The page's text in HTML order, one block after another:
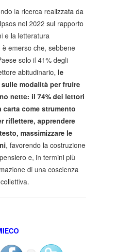
la ricerca realizzata da
nel 2022 sul rapporto
e la letteratura
è emerso che, sebbene
solo il 41% degli
abitudinario, le
modalità per fruire
nette: il 74% dei lettori
carta come strumento
riflettere, apprendere
massimizzare le
, favorendo la costruzione
e, in termini più
di una coscienza